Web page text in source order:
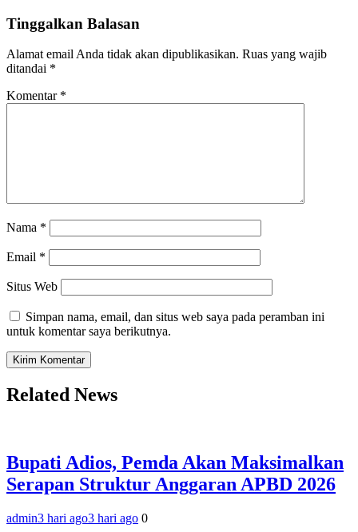
Tinggalkan Balasan
Alamat email Anda tidak akan dipublikasikan. Ruas yang wajib
ditandai *
Komentar *
Nama *
Email *
Situs Web
Simpan nama, email, dan situs web saya pada peramban ini
untuk komentar saya berikutnya.
Related News
Bupati Adios, Pemda Akan Maksimalkan
Serapan Struktur Anggaran APBD 2026
admin3 hari ago3 hari ago 0